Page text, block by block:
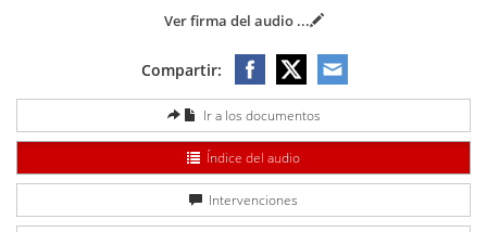
Ver firma del audio ...
Compartir:
Ir a los documentos
Índice del audio
Intervenciones